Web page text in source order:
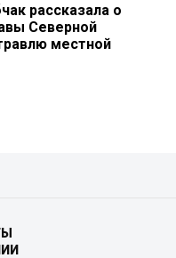
рассказала о
Северной
местной